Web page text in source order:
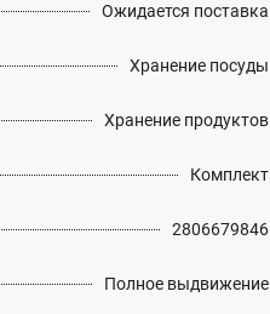
Ожидается поставка
Хранение посуды
Хранение продуктов
Комплект
2806679846
Полное выдвижение